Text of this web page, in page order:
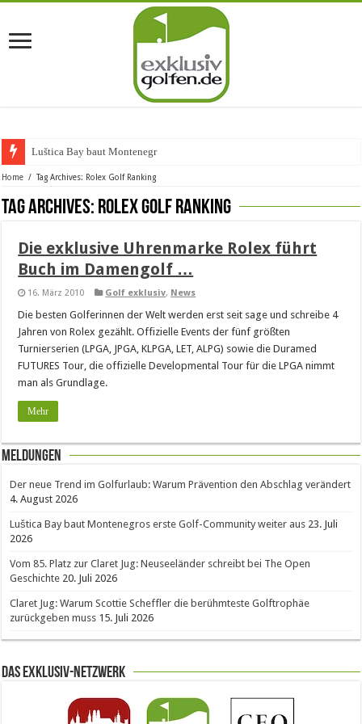
Luštica Bay baut Montenegros e
Home / Tag Archives: Rolex Golf Ranking
Tag Archives: Rolex Golf Ranking
Die exklusive Uhrenmarke Rolex führt
Buch im Damengolf …
16. März 2010 Golf exklusiv, News
Die besten Golferinnen der Welt werden erst seit sage und schreibe 4
Jahren von Rolex gezählt. Offizielle Events der fünf größten
Turnierserien (LPGA, JPGA, KLPGA, LET, ALPG) sowie die Duramed
FUTURES Tour, die offizielle Developmental Tour für die LPGA nimmt
man als Grundlage.
Mehr
Meldungen
Der neue Trend im Golfurlaub: Warum Prävention den Abschlag verändert
4. August 2026
Luštica Bay baut Montenegros erste Golf-Community weiter aus 23. Juli
2026
Vom 85. Platz zur Claret Jug: Neuseeländer schreibt bei The Open
Geschichte 20. Juli 2026
Claret Jug: Warum Scottie Scheffler die berühmteste Golftrophäe
zurückgeben muss 15. Juli 2026
Das Exklusiv-Netzwerk